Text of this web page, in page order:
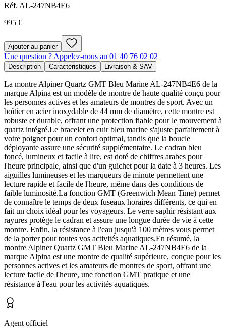
Réf. AL-247NB4E6
995 €
Ajouter au panier
Une question ? Appelez-nous au 01 40 76 02 02
Description Caractéristiques Livraison & SAV
La montre Alpiner Quartz GMT Bleu Marine AL-247NB4E6 de la
marque Alpina est un modèle de montre de haute qualité conçu pour
les personnes actives et les amateurs de montres de sport. Avec un
boîtier en acier inoxydable de 44 mm de diamètre, cette montre est
robuste et durable, offrant une protection fiable pour le mouvement à
quartz intégré.Le bracelet en cuir bleu marine s'ajuste parfaitement à
votre poignet pour un confort optimal, tandis que la boucle
déployante assure une sécurité supplémentaire. Le cadran bleu
foncé, lumineux et facile à lire, est doté de chiffres arabes pour
l'heure principale, ainsi que d'un guichet pour la date à 3 heures. Les
aiguilles lumineuses et les marqueurs de minute permettent une
lecture rapide et facile de l'heure, même dans des conditions de
faible luminosité.La fonction GMT (Greenwich Mean Time) permet
de connaître le temps de deux fuseaux horaires différents, ce qui en
fait un choix idéal pour les voyageurs. Le verre saphir résistant aux
rayures protège le cadran et assure une longue durée de vie à cette
montre. Enfin, la résistance à l'eau jusqu'à 100 mètres vous permet
de la porter pour toutes vos activités aquatiques.En résumé, la
montre Alpiner Quartz GMT Bleu Marine AL-247NB4E6 de la
marque Alpina est une montre de qualité supérieure, conçue pour les
personnes actives et les amateurs de montres de sport, offrant une
lecture facile de l'heure, une fonction GMT pratique et une
résistance à l'eau pour les activités aquatiques.
Agent officiel